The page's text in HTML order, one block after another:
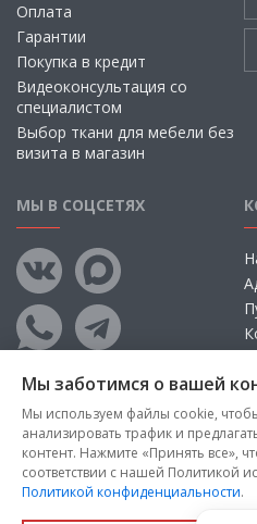
Оплата
Гарантии
Покупка в кредит
Видеоконсультация со
специалистом
Выбор ткани для мебели без
визита в магазин
МЫ В СОЦСЕТЯХ
Copyright © 2026, ООО «100
Мы заботимся о вашей
Мы используем файлы cookie,
анализировать трафик и
контент. Нажмите «Принять все»,
соответствии с нашей Политикой
Политикой конфиденциальности.